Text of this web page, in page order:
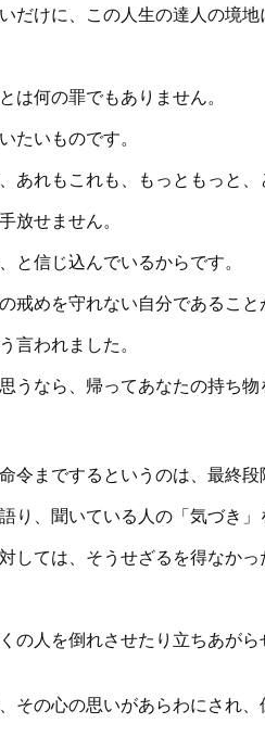
だけに、この人生の達人の境地
は何の罪でもありません。
たいものです。
あれもこれも、もっともっと
放せません。
と信じ込んでいるからです。
戒めを守れない自分であること
言われました。
うなら、帰ってあなたの持ち
令までするというのは、最終段
り、聞いている人の「気づき
しては、そうせざるを得なかっ
の人を倒れさせたり立ちあが
その心の思いがあらわにされ